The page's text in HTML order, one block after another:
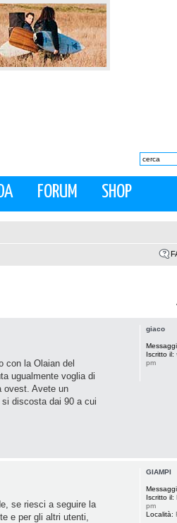
FORUM SHOP
con la Olaian del
ugualmente voglia di
ovest. Avete un
discosta dai 90 a cui
giaco
Iscritto il:
pm
se riesci a seguire la
e per gli altri utenti,
GIAMPI
Iscritto il:
pm
Località: